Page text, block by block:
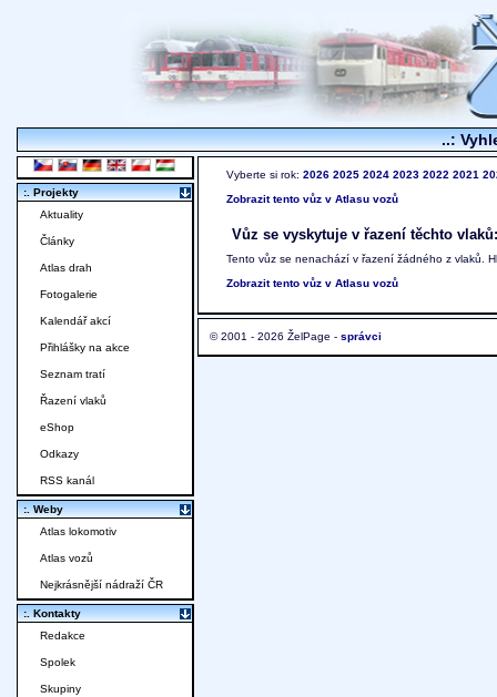
..:
Vyberte si rok: 2026 2025 2024 2023 2022 2021
Zobrazit tento vůz v Atlasu vozů
Vůz se vyskytuje v řazení těchto vlaků:
Tento vůz se nenachází v řazení žádného z vlaků.
Zobrazit tento vůz v Atlasu vozů
© 2001 - 2026 ŽelPage - správci
:. Projekty
Aktuality
Články
Atlas drah
Fotogalerie
Kalendář akcí
Přihlášky na akce
Seznam tratí
Řazení vlaků
eShop
Odkazy
RSS kanál
:. Weby
Atlas lokomotiv
Atlas vozů
Nejkrásnější nádraží ČR
:. Kontakty
Redakce
Spolek
Skupiny